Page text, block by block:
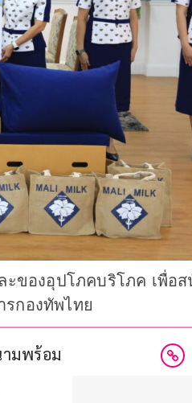
ของอุปโภคบริโภค เพื่อ
กองทัพไทย
มพร้อม